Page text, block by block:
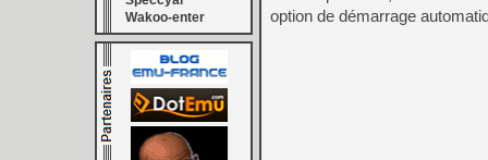
Wakoo-enter
option de démarrage